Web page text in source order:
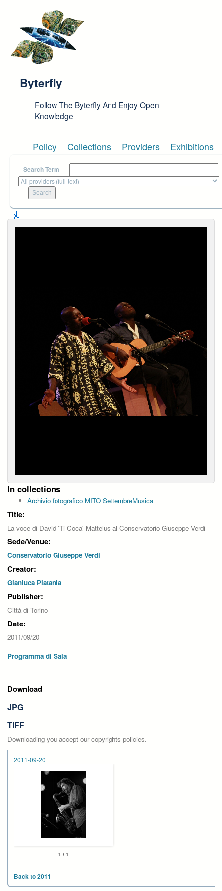
Byterfly
Follow The Byterfly And Enjoy Open
Knowledge
Policy Collections Providers Exhibitions
Search Term
In collections
Archivio fotografico MITO SettembreMusica
Title:
La voce di David 'Ti-Coca' Mattelus al Conservatorio Giuseppe Verdi
Sede/Venue:
Conservatorio Giuseppe Verdi
Creator:
Gianluca Platania
Publisher:
Città di Torino
Date:
2011/09/20
Programma di Sala
Download
JPG
TIFF
Downloading you accept our copyrights policies.
2011-09-20
1 / 1
Back to 2011